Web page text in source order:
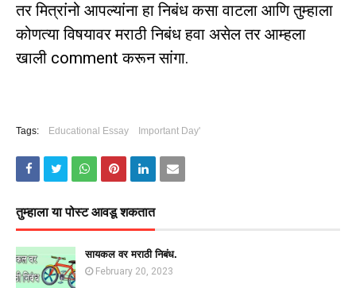
तर मित्रांनो आपल्यांना हा निबंध कसा वाटला आणि तुम्हाला
कोणत्या विषयावर मराठी निबंध हवा असेल तर आम्हला
खाली comment करून सांगा.
Tags: Educational Essay Important Day'
तुम्‍हाला या पोस्‍ट आवडू शकतात
सायकल वर मराठी निबंध.
February 20, 2023